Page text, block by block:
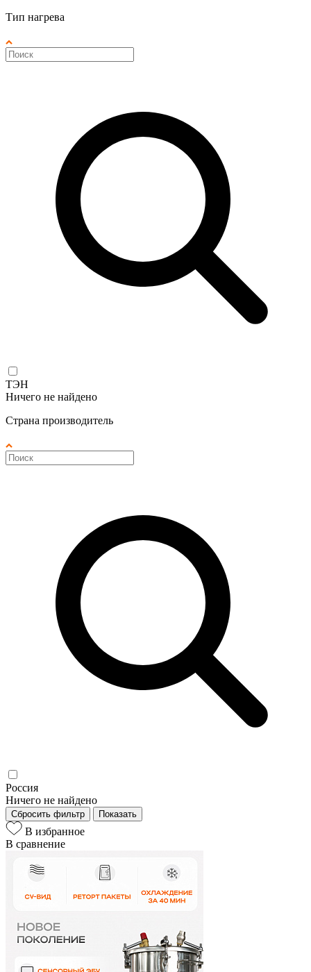
Тип нагрева
ТЭН
Ничего не найдено
Страна производитель
Россия
Ничего не найдено
Сбросить фильтр Показать
В избранное
В сравнение